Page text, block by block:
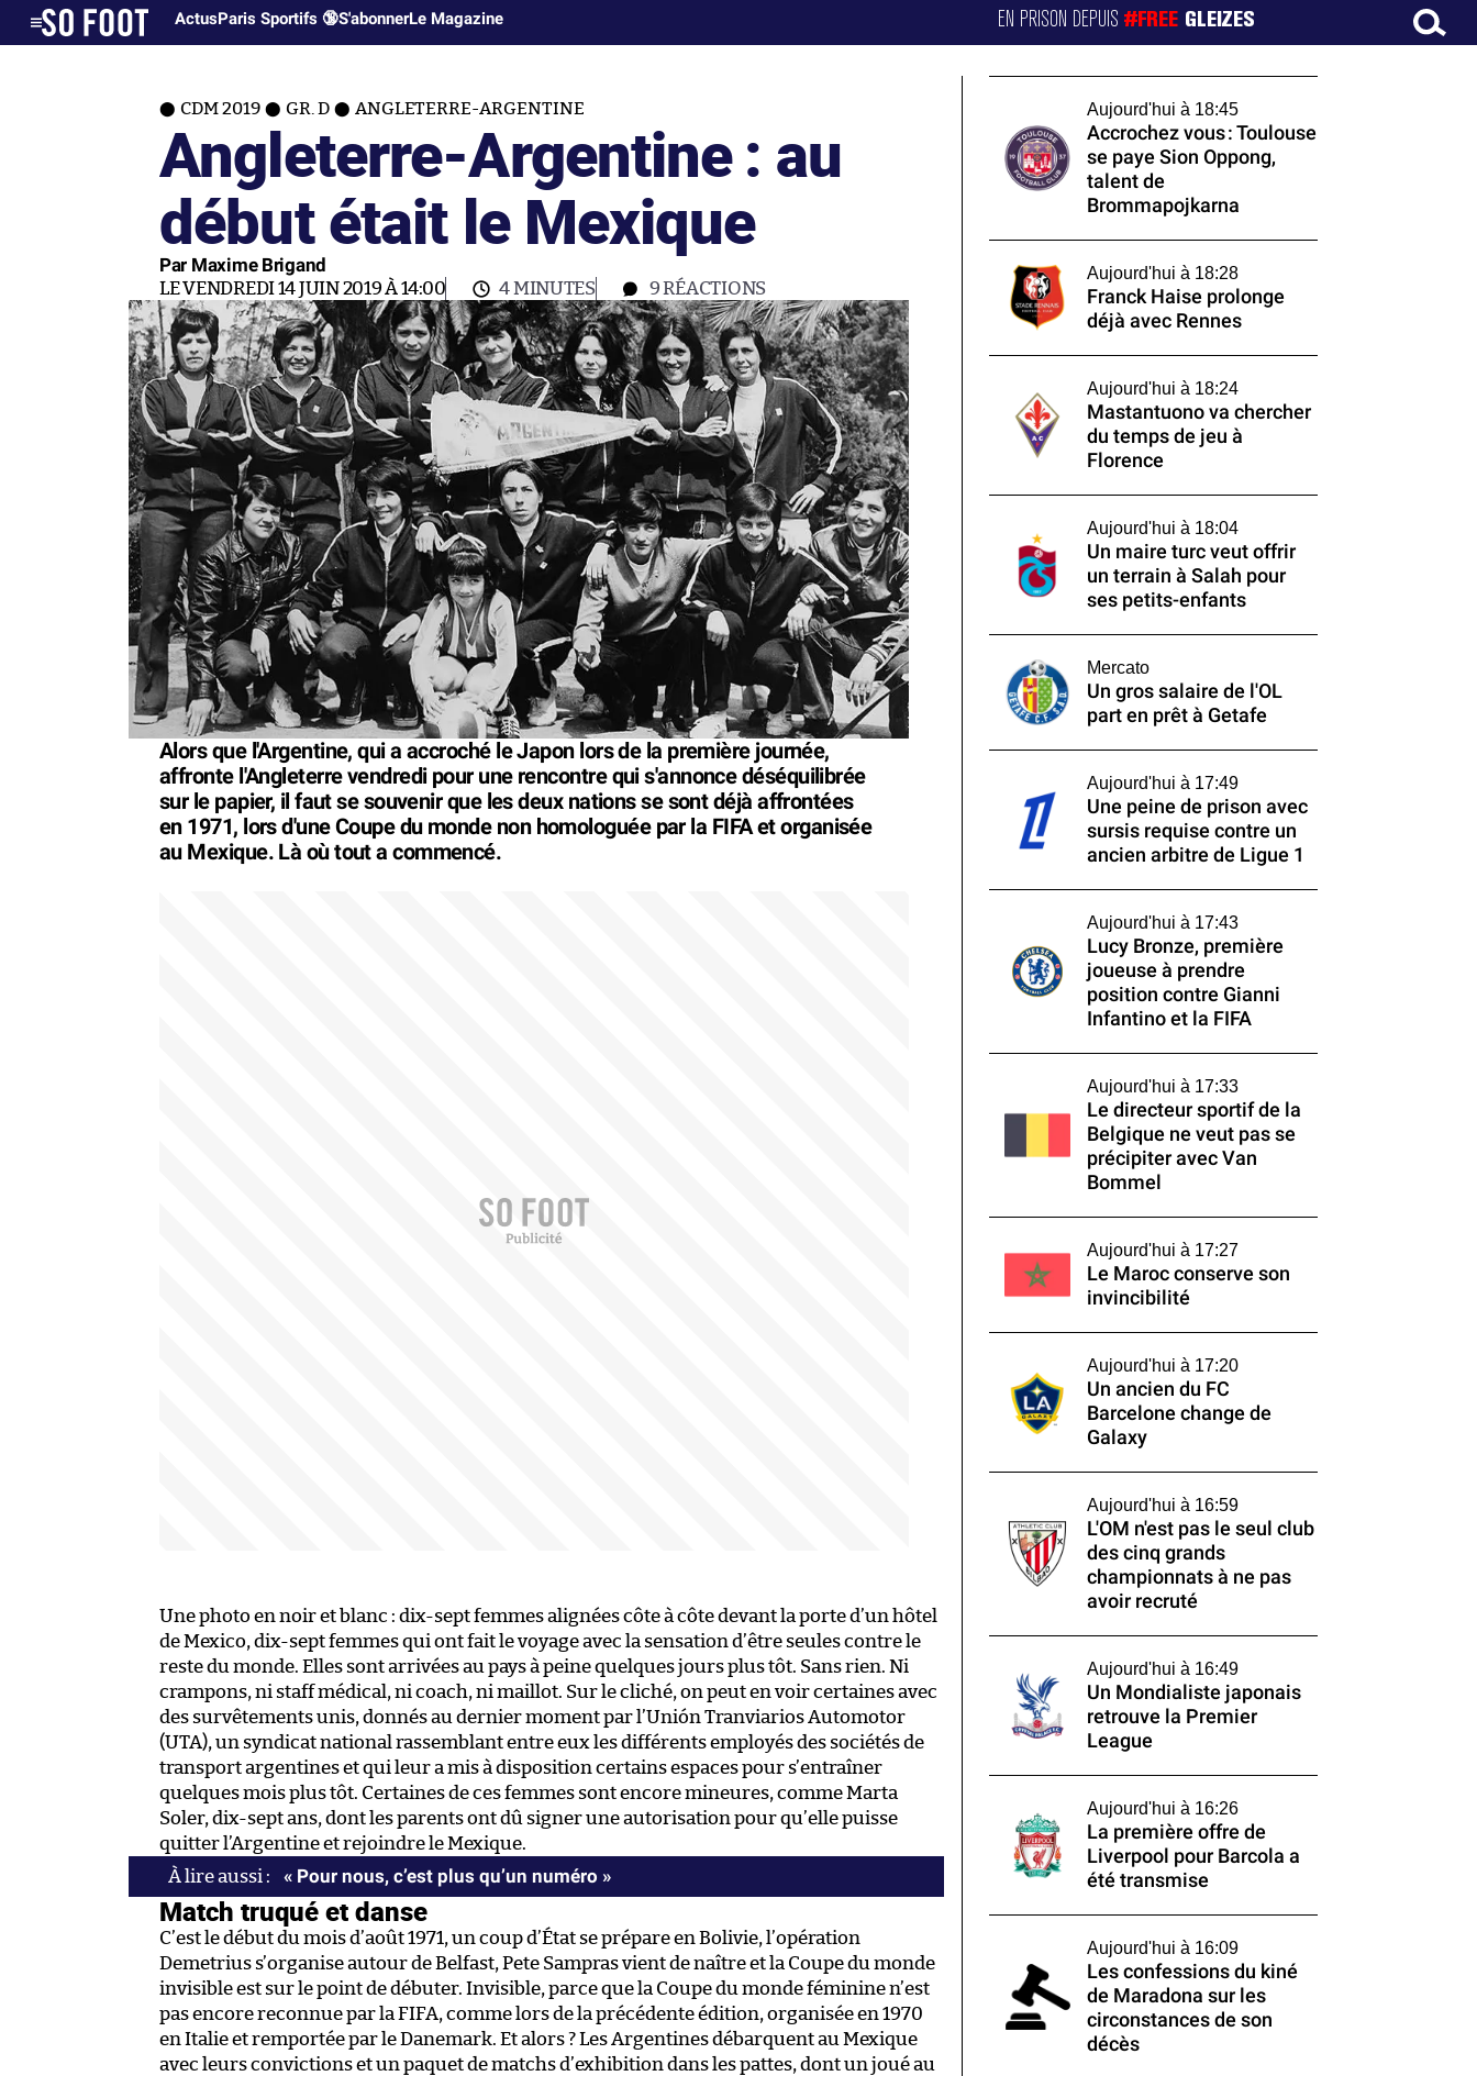
ActusParis Sportifs 🔞S'abonnerLe Magazine EN PRISON DEPUIS#FREE GLEIZES
CDM 2019 GR. D ANGLETERRE-ARGENTINE
Angleterre-Argentine : au
début était le Mexique
Par Maxime Brigand
LE VENDREDI 14 JUIN 2019 À 14:00 4 MINUTES 9RÉACTIONS
Alors que l'Argentine, qui a accroché le Japon lors de la première journée,
affronte l'Angleterre vendredi pour une rencontre qui s'annonce déséquilibrée
sur le papier, il faut se souvenir que les deux nations se sont déjà affrontées
en 1971, lors d'une Coupe du monde non homologuée par la FIFA et organisée
au Mexique. Là où tout a commencé.
Une photo en noir et blanc : dix-sept femmes alignées côte à côte devant la porte d’un hôtel
de Mexico, dix-sept femmes qui ont fait le voyage avec la sensation d’être seules contre le
reste du monde. Elles sont arrivées au pays à peine quelques jours plus tôt. Sans rien. Ni
crampons, ni staff médical, ni coach, ni maillot. Sur le cliché, on peut en voir certaines avec
des survêtements unis, donnés au dernier moment par l’Unión Tranviarios Automotor
(UTA), un syndicat national rassemblant entre eux les différents employés des sociétés de
transport argentines et qui leur a mis à disposition certains espaces pour s’entraîner
quelques mois plus tôt. Certaines de ces femmes sont encore mineures, comme Marta
Soler, dix-sept ans, dont les parents ont dû signer une autorisation pour qu’elle puisse
quitter l’Argentine et rejoindre le Mexique.
« Pour nous, c’est plus qu’un numéro »
Match truqué et danse
C’est le début du mois d’août 1971, un coup d’État se prépare en Bolivie, l’opération
Demetrius s’organise autour de Belfast, Pete Sampras vient de naître et la Coupe du monde
invisible est sur le point de débuter. Invisible, parce que la Coupe du monde féminine n’est
pas encore reconnue par la FIFA, comme lors de la précédente édition, organisée en 1970
en Italie et remportée par le Danemark. Et alors ? Les Argentines débarquent au Mexique
avec leurs convictions et un paquet de matchs d’exhibition dans les pattes, dont un joué au
Aujourd'hui à 18:45
Accrochez vous : Toulouse
se paye Sion Oppong,
talent de
Brommapojkarna
Aujourd'hui à 18:28
Franck Haise prolonge
déjà avec Rennes
Aujourd'hui à 18:24
Mastantuono va chercher
du temps de jeu à
Florence
Aujourd'hui à 18:04
Un maire turc veut offrir
un terrain à Salah pour
ses petits-enfants
Mercato
Un gros salaire de l'OL
part en prêt à Getafe
Aujourd'hui à 17:49
Une peine de prison avec
sursis requise contre un
ancien arbitre de Ligue 1
Aujourd'hui à 17:43
Lucy Bronze, première
joueuse à prendre
position contre Gianni
Infantino et la FIFA
Aujourd'hui à 17:33
Le directeur sportif de la
Belgique ne veut pas se
précipiter avec Van
Bommel
Aujourd'hui à 17:27
Le Maroc conserve son
invincibilité
Aujourd'hui à 17:20
Un ancien du FC
Barcelone change de
Galaxy
Aujourd'hui à 16:59
L'OM n'est pas le seul club
des cinq grands
championnats à ne pas
avoir recruté
Aujourd'hui à 16:49
Un Mondialiste japonais
retrouve la Premier
League
Aujourd'hui à 16:26
La première offre de
Liverpool pour Barcola a
été transmise
Aujourd'hui à 16:09
Les confessions du kiné
de Maradona sur les
circonstances de son
décès